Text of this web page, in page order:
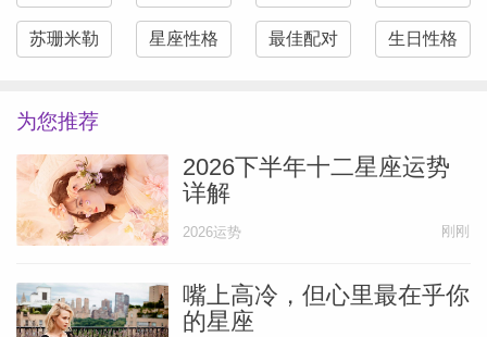
苏珊米勒 星座性格 最佳配对 生日性格
为您推荐
2026下半年十二星座运势
详解
2026运势 刚刚
嘴上高冷，但心里最在乎你
的星座